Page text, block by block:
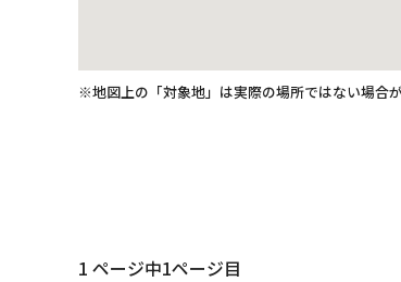
※地図上の「対象地」は実際の場所ではない場合
1 ページ中1ページ目